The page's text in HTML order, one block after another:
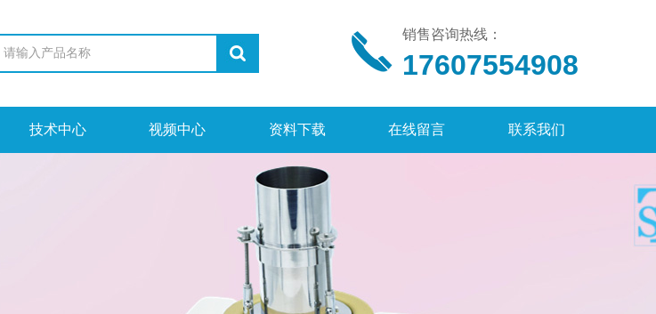
销售咨询热线：
17607554908
技术中心 视频中心 资料下载 在线留言 联系我们